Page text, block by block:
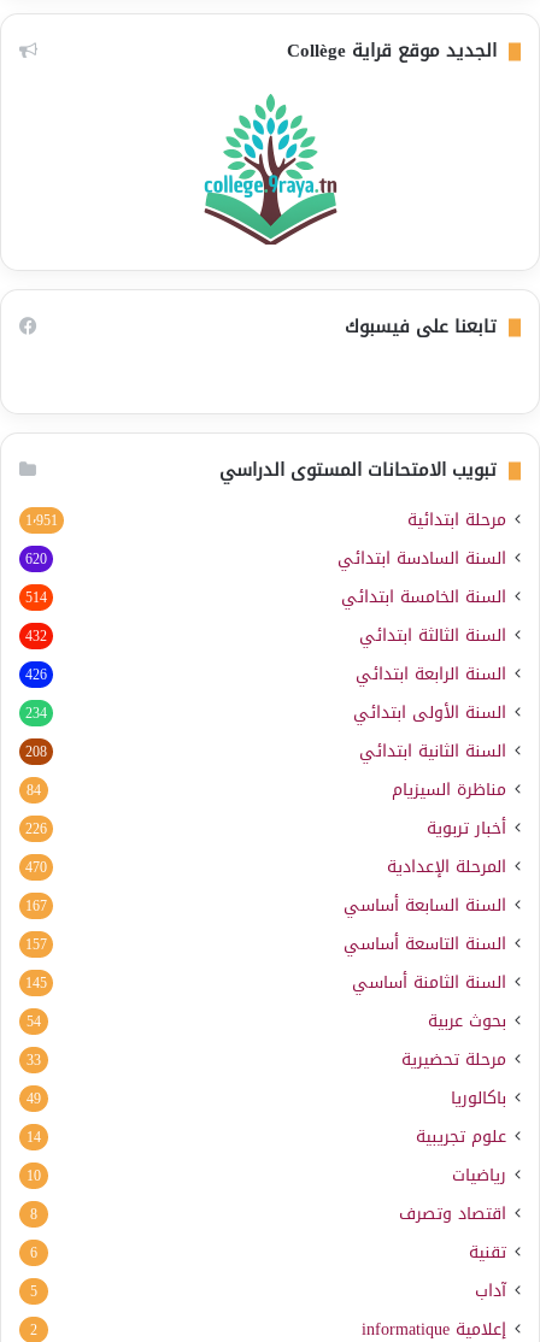
الجديد موقع قراية Collège
تابعنا على فيسبوك
تبويب الامتحانات المستوى الدراسي
مرحلة ابتدائية 1٬951
السنة السادسة ابتدائي 620
السنة الخامسة ابتدائي 514
السنة الثالثة ابتدائي 432
السنة الرابعة ابتدائي 426
السنة الأولى ابتدائي 234
السنة الثانية ابتدائي 208
مناظرة السيزيام 84
أخبار تربوية 226
المرحلة الإعدادية 470
السنة السابعة أساسي 167
السنة التاسعة أساسي 157
السنة الثامنة أساسي 145
بحوث عربية 54
مرحلة تحضيرية 33
باكالوريا 49
علوم تجريبية 14
رياضيات 10
اقتصاد وتصرف 8
تقنية 6
آداب 5
إعلامية informatique
2